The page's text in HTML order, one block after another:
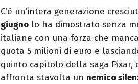
C’è un’intera generazione
giugno lo ha dimostrato senza
italiane con una forza che
quota 5 milioni di euro e
quinto capitolo della saga Pixar,
affronta stavolta un nemico